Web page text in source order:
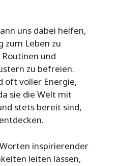
uns dabei helfen,
zum Leben zu
und
zu befreien.
oft voller Energie,
sie die Welt mit
stets bereit sind,
inspirierender
leiten lassen,